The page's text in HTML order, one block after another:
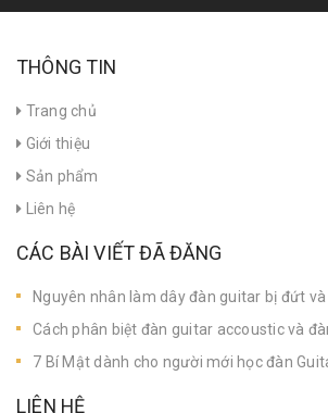
THÔNG TIN
Trang chủ
Giới thiệu
Sản phẩm
Liên hệ
CÁC BÀI VIẾT ĐÃ ĐĂNG
Nguyên nhân làm dây đàn guitar bị đứt
Cách phân biệt đàn guitar accoustic và
7 Bí Mật dành cho người mới học đàn
LIÊN HỆ